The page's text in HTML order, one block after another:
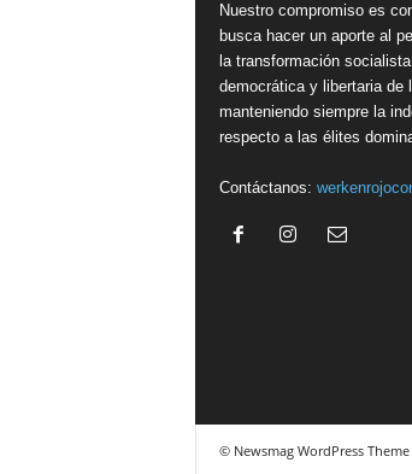
Nuestro compromiso es
busca hacer un aporte al
la transformación
democrática y libertaria de
manteniendo siempre la
respecto a las élites
Contáctanos:
© Newsmag WordPress